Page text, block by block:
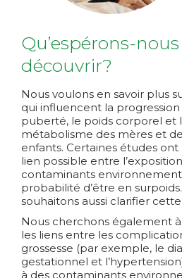
Qu’espérons-nous
découvrir?
Nous voulons en savoir plus
qui influencent la progression
puberté, le poids corporel et
métabolisme des mères et
enfants. Certaines études
lien possible entre
contaminants
probabilité d’être en
souhaitons aussi clarifier
Nous cherchons également
les liens entre les
grossesse (par exemple, le
gestationnel et
à des contaminants